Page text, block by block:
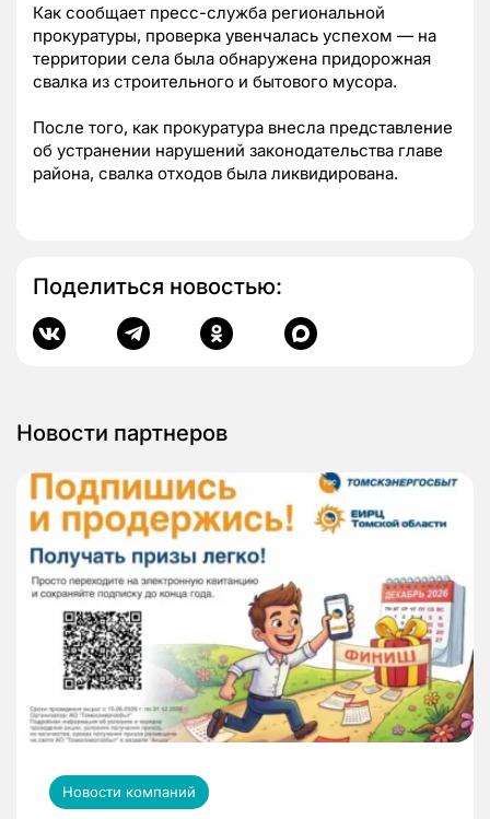
Как сообщает пресс-служба региональной
прокуратуры, проверка увенчалась успехом — на
территории села была обнаружена придорожная
свалка из строительного и бытового мусора.
После того, как прокуратура внесла представление
об устранении нарушений законодательства главе
района, свалка отходов была ликвидирована.
Поделиться новостью:
Новости партнеров
Новости компаний